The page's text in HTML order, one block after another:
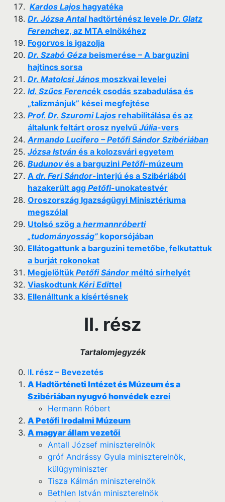
Kardos Lajos hagyatéka
Dr. Józsa Antal hadtörténész levele Dr. Glatz
Ferenchez, az MTA elnökéhez
Fogorvos is igazolja
Dr. Szabó Géza beismerése – A barguzini
hajtincs sorsa
Dr. Matolcsi János moszkvai levelei
Id. Szűcs Ferencék csodás szabadulása és
„talizmánjuk” kései megfejtése
Prof. Dr. Szuromi Lajos rehabilitálása és az
általunk feltárt orosz nyelvű Júlia-vers
Armando Lucifero – Petőfi Sándor Szibériában
Józsa István és a kolozsvári egyetem
Budunovés a barguzini Petőfi-múzeum
A dr. Feri Sándor-interjú és a Szibériából
hazakerült agg Petőfi-unokatestvér
Oroszország Igazságügyi Minisztériuma
megszólal
Utolsó szög a hermannróberti
„tudományosság” koporsójában
Ellátogattunk a barguzini temetőbe, felkutattuk
a burját rokonokat
Megjelöltük Petőfi Sándor méltó sírhelyét
Viaskodtunk Kéri Edittel
Ellenálltunk a kísértésnek
II. rész
Tartalomjegyzék
II. rész – Bevezetés
A Hadtörténeti Intézet és Múzeum és a
Szibériában nyugvó honvédek ezrei
Hermann Róbert
A Petőfi Irodalmi Múzeum
A magyar állam vezetői
Antall József miniszterelnök
gróf Andrássy Gyula miniszterelnök,
külügyminiszter
Tisza Kálmán miniszterelnök
Bethlen István miniszterelnök